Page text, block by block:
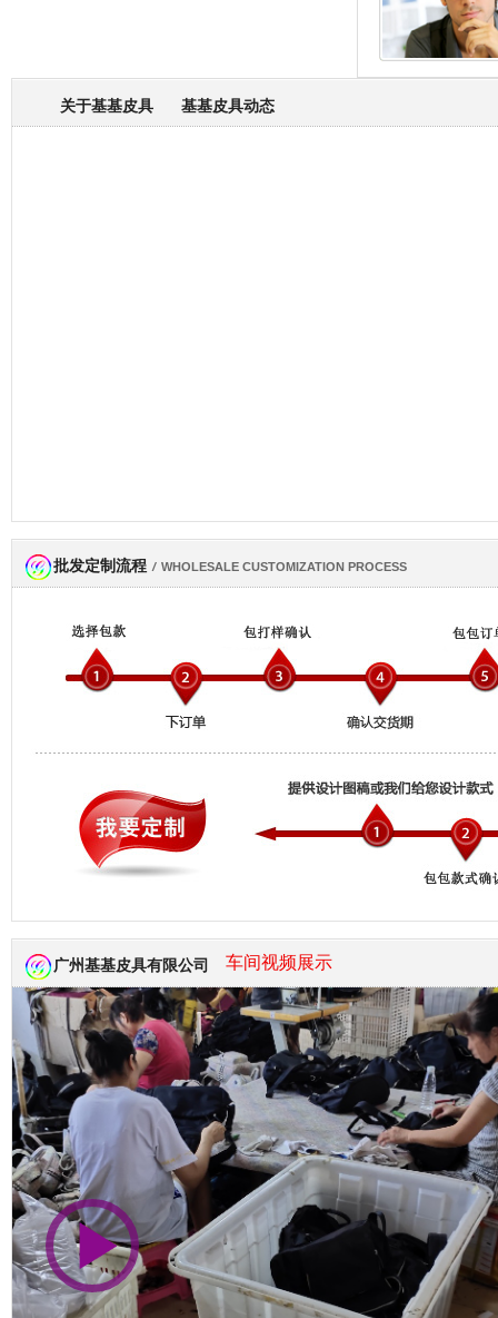
网商会会员
市商会会员单位
关于基基皮具 基基皮具动态
批发定制流程 / WHOLESALE CUSTOMIZATION PROCESS
广州基基皮具有限公司 车间视频展示